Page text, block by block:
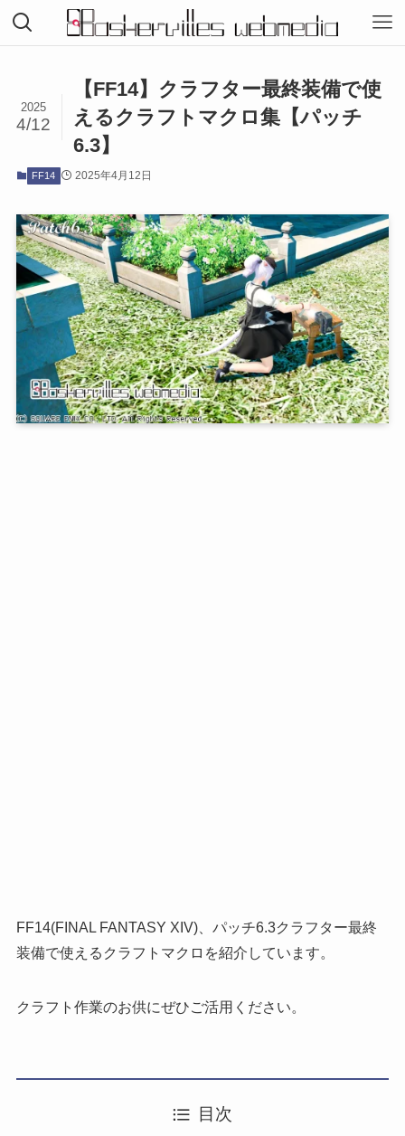
【FF14】クラフター最終装備で使
えるクラフトマクロ集【パッチ
6.3】
2025
4/12
FF14 2025年4月12日
FF14(FINAL FANTASY XIV)、パッチ6.3クラフター最終
装備で使えるクラフトマクロを紹介しています。
クラフト作業のお供にぜひご活用ください。
目次